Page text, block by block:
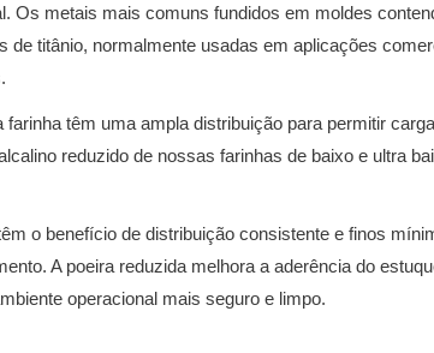
Os metais mais comuns fundidos em moldes
de titânio, normalmente usadas em aplicações
têm uma ampla distribuição para permitir
reduzido de nossas farinhas de baixo e ultra
o benefício de distribuição consistente e finos
A poeira reduzida melhora a aderência do
operacional mais seguro e limpo.